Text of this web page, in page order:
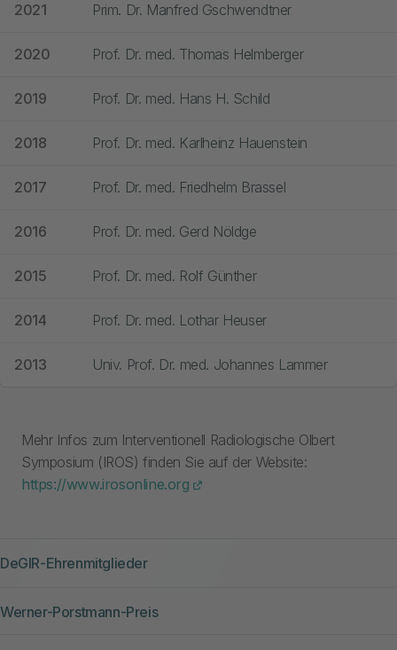
2021 Prim. Dr. Manfred Gschwendtner
2020 Prof. Dr. med. Thomas Helmberger
2019 Prof. Dr. med. Hans H. Schild
2018 Prof. Dr. med. Karlheinz Hauenstein
2017 Prof. Dr. med. Friedhelm Brassel
2016 Prof. Dr. med. Gerd Nöldge
2015 Prof. Dr. med. Rolf Günther
2014 Prof. Dr. med. Lothar Heuser
2013 Univ. Prof. Dr. med. Johannes Lammer
Mehr Infos zum Interventionell Radiologische Olbert
Symposium (IROS) finden Sie auf der Website:
https://www.irosonline.org
DeGIR-Ehrenmitglieder
Werner-Porstmann-Preis